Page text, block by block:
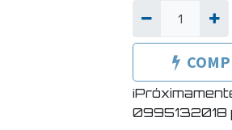
0995132018